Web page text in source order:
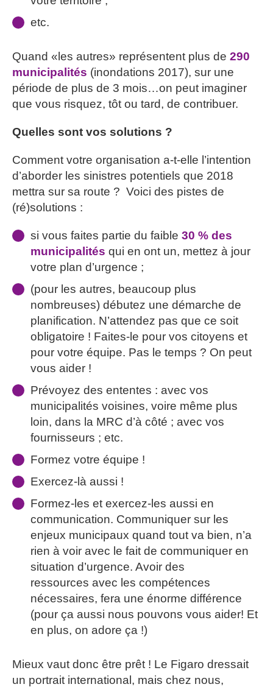
etc.
Quand «les autres» représentent plus de 290
municipalités (inondations 2017), sur une
période de plus de 3 mois…on peut imaginer
que vous risquez, tôt ou tard, de contribuer.
Quelles sont vos solutions ?
Comment votre organisation a-t-elle l’intention
d’aborder les sinistres potentiels que 2018
mettra sur sa route ? Voici des pistes de
(ré)solutions :
si vous faites partie du faible 30 % des
municipalités qui en ont un, mettez à jour
votre plan d’urgence ;
(pour les autres, beaucoup plus
nombreuses) débutez une démarche de
planification. N’attendez pas que ce soit
obligatoire ! Faites-le pour vos citoyens et
pour votre équipe. Pas le temps ? On peut
vous aider !
Prévoyez des ententes : avec vos
municipalités voisines, voire même plus
loin, dans la MRC d’à côté ; avec vos
fournisseurs ; etc.
Formez votre équipe !
Exercez-là aussi !
Formez-les et exercez-les aussi en
communication. Communiquer sur les
enjeux municipaux quand tout va bien, n’a
rien à voir avec le fait de communiquer en
situation d’urgence. Avoir des
ressources avec les compétences
nécessaires, fera une énorme différence
(pour ça aussi nous pouvons vous aider! Et
en plus, on adore ça !)
Mieux vaut donc être prêt ! Le Figaro dressait
un portrait international, mais chez nous,